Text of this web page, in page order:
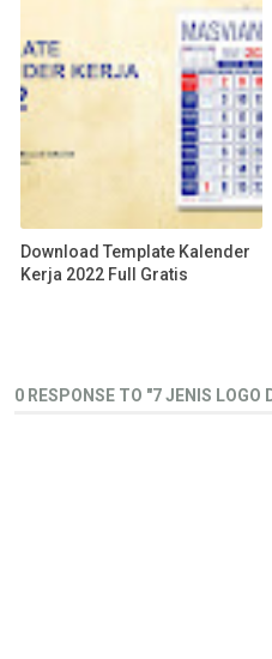
Download Template Kalender
Kerja 2022 Full Gratis
0 RESPONSE TO "7 JENIS LOGO